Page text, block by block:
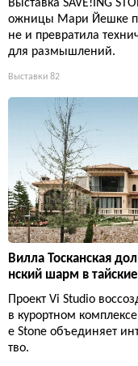
Выставка SAVE!ING
ожницы Мари Йешке
не и превратила
для размышлений.
Выставки 82
Вилла Тосканская
нский шарм в
Проект Vi Studio
в курортном
e Stone объединяет
тво.